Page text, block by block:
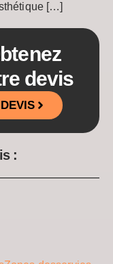
[…]
devis
DEVIS
: